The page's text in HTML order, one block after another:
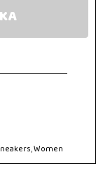
,Women